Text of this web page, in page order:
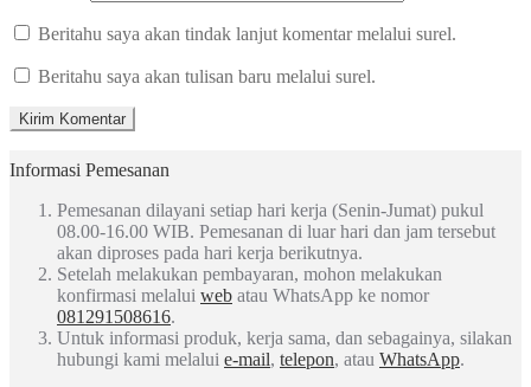
Beritahu saya akan tindak lanjut komentar melalui surel.
Beritahu saya akan tulisan baru melalui surel.
Informasi Pemesanan
Pemesanan dilayani setiap hari kerja (Senin-Jumat) pukul
08.00-16.00 WIB. Pemesanan di luar hari dan jam tersebut
akan diproses pada hari kerja berikutnya.
Setelah melakukan pembayaran, mohon melakukan
konfirmasi melalui web atau WhatsApp ke nomor
081291508616.
Untuk informasi produk, kerja sama, dan sebagainya, silakan
hubungi kami melalui e-mail, telepon, atau WhatsApp.